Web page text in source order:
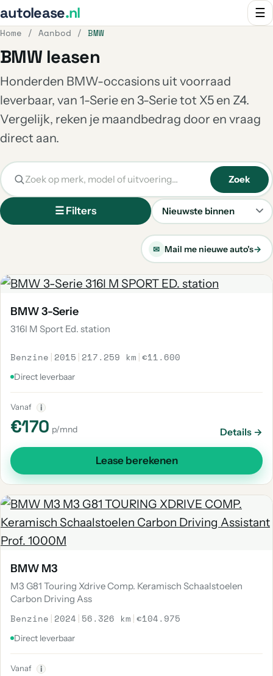
autolease.nl ☰
Home / Aanbod / BMW
BMW leasen
Honderden BMW-occasions uit voorraad
leverbaar, van 1-Serie en 3-Serie tot X5 en Z4.
Vergelijk, reken je maandbedrag door en vraag
direct aan.
☰ Filters
Sorteren
Zoek
✉ Mail me nieuwe auto's→
BMW 3-Serie
316I M Sport Ed. station
Benzine | 2015 | 217.259 km |€11.600
Direct leverbaar
Vanaf i
€170 p/mnd Details →
Lease berekenen
BMW M3
M3 G81 Touring Xdrive Comp. Keramisch Schaalstoelen
Carbon Driving Ass
Benzine | 2024 | 56.326 km |€104.975
Direct leverbaar
Vanaf i